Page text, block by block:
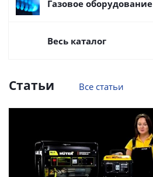
Газовое оборудование
Весь каталог
Статьи Все статьи